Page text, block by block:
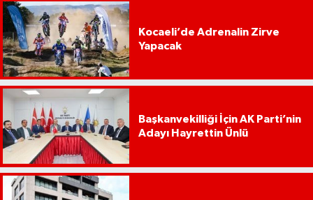
Kocaeli’de Adrenalin Zirve
Yapacak
Başkanvekilliği İçin AK Parti’nin
Adayı Hayrettin Ünlü